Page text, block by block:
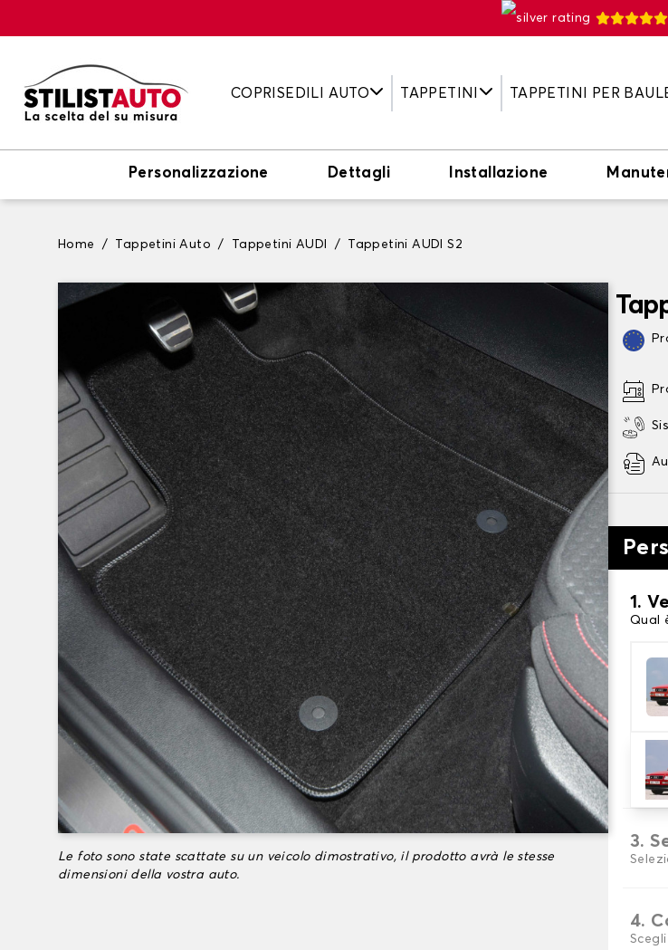
COPRISEDILI AUTO TAPPETINI TAPPETINI PER
Personalizzazione Dettagli Installazione
Home Tappetini Auto Tappetini AUDI Tappetini AUDI S2
Le foto sono state scattate su un veicolo dimostrativo, il prodotto avrà le stesse
dimensioni della vostra auto.
1.
Qual
2.
3.
4.